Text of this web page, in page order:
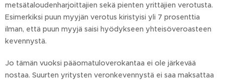
metsätaloudenharjoittajien sekä pienten yrittäjien verotusta.
Esimerkiksi puun myyjän verotus kiristyisi yli 7 prosenttia
ilman, että puun myyjä saisi hyödykseen yhteisöveroasteen
kevennystä.
Jo tämän vuoksi pääomatuloverokantaa ei ole järkevää
nostaa. Suurten yritysten veronkevennystä ei saa maksattaa